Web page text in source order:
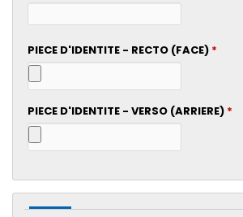
PIECE D'IDENTITE - RECTO (FACE) *
PIECE D'IDENTITE - VERSO (ARRIERE) *